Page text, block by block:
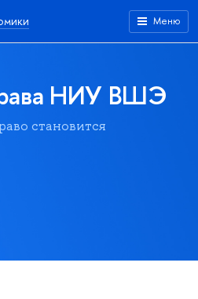
Меню
НИУ ВШЭ
становится